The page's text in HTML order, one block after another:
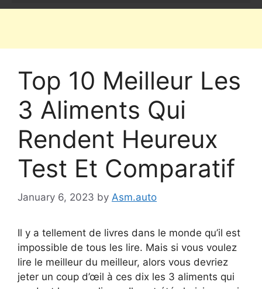
Top 10 Meilleur Les
3 Aliments Qui
Rendent Heureux
Test Et Comparatif
January 6, 2023 by Asm.auto
Il y a tellement de livres dans le monde qu’il est
impossible de tous les lire. Mais si vous voulez
lire le meilleur du meilleur, alors vous devriez
jeter un coup d’œil à ces dix les 3 aliments qui